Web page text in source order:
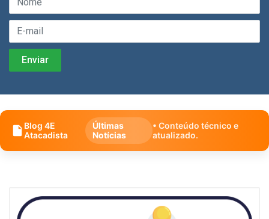
Blog 4E
Atacadista
Últimas
Notícias
• Conteúdo técnico e
atualizado.